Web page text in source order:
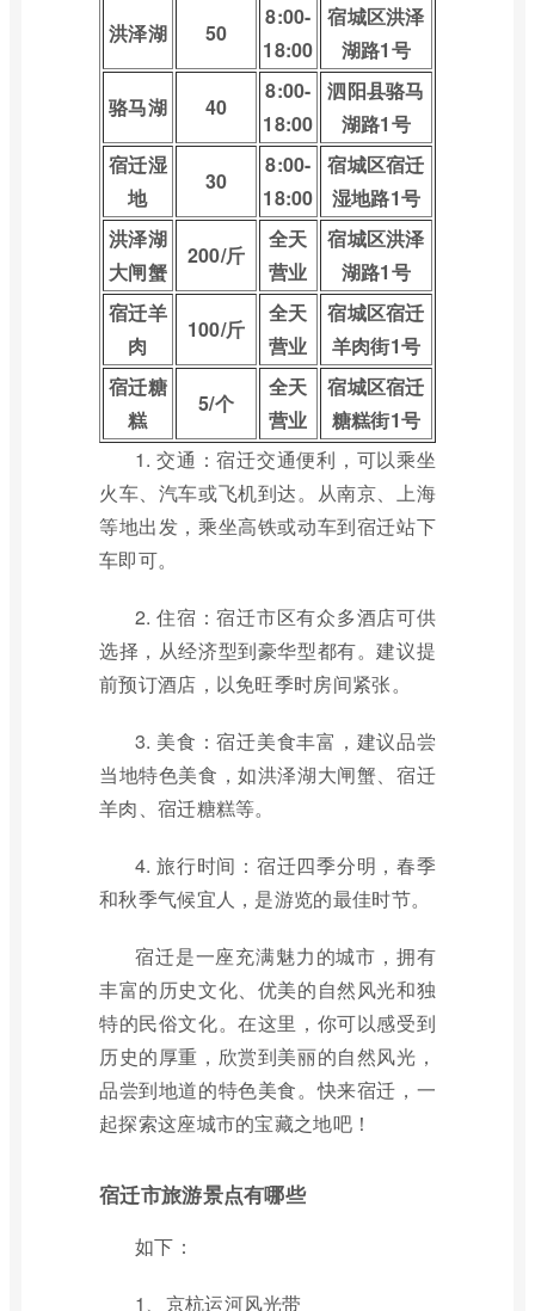
洪泽湖 50
8:00-
18:00
宿城区洪泽
湖路1号
骆马湖 40
8:00-
18:00
泗阳县骆马
湖路1号
宿迁湿
地
30
8:00-
18:00
宿城区宿迁
湿地路1号
洪泽湖
大闸蟹
200/斤
全天
营业
宿城区洪泽
湖路1号
宿迁羊
肉
100/斤
全天
营业
宿城区宿迁
羊肉街1号
宿迁糖
糕
5/个
全天
营业
宿城区宿迁
糖糕街1号
1. 交通：宿迁交通便利，可以乘坐
火车、汽车或飞机到达。从南京、上海
等地出发，乘坐高铁或动车到宿迁站下
车即可。
2. 住宿：宿迁市区有众多酒店可供
选择，从经济型到豪华型都有。建议提
前预订酒店，以免旺季时房间紧张。
3. 美食：宿迁美食丰富，建议品尝
当地特色美食，如洪泽湖大闸蟹、宿迁
羊肉、宿迁糖糕等。
4. 旅行时间：宿迁四季分明，春季
和秋季气候宜人，是游览的最佳时节。
宿迁是一座充满魅力的城市，拥有
丰富的历史文化、优美的自然风光和独
特的民俗文化。在这里，你可以感受到
历史的厚重，欣赏到美丽的自然风光，
品尝到地道的特色美食。快来宿迁，一
起探索这座城市的宝藏之地吧！
宿迁市旅游景点有哪些
如下：
1、京杭运河风光带